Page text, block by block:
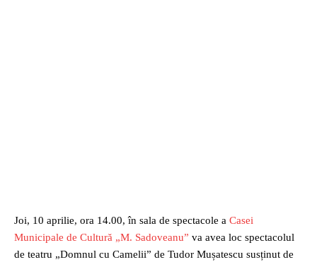
Joi, 10 aprilie, ora 14.00, în sala de spectacole a Casei
Municipale de Cultură „M. Sadoveanu” va avea loc spectacolul
de teatru „Domnul cu Camelii” de Tudor Mușatescu susținut de